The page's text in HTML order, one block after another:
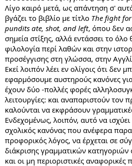
Λίγο καιρό μετά, ως απάντηση σ'
βγάζει το βιβλίο με τίτλο The fight
pundits ate, shot, and left, όπου δεν
σημεία στίξης, αλλά εντάσσει το όλο
φιλολογία περί λαθών και στην
προσέγγισης στη γλώσσα, στην
Εκεί λοιπόν λέει εν ολίγοις ότι δεν
εφαρμόσουμε αυστηρούς κανόνες για
έχουν δύο -πολλές φορές
λειτουργίες: και αναπαριστούν τον
καλούνται να εκφράσουν
Ενδεχομένως, λοιπόν, αυτό να
σχολικός κανόνας που ανέφερα
προφορικός λόγος, να έρχεται σε
διάκρισης γραμματικών κατηγοριών
και οι μη περιοριστικές αναφορικές